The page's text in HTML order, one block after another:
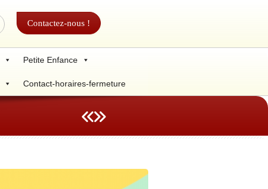
Contactez-nous !
Petite Enfance
Contact-horaires-fermeture